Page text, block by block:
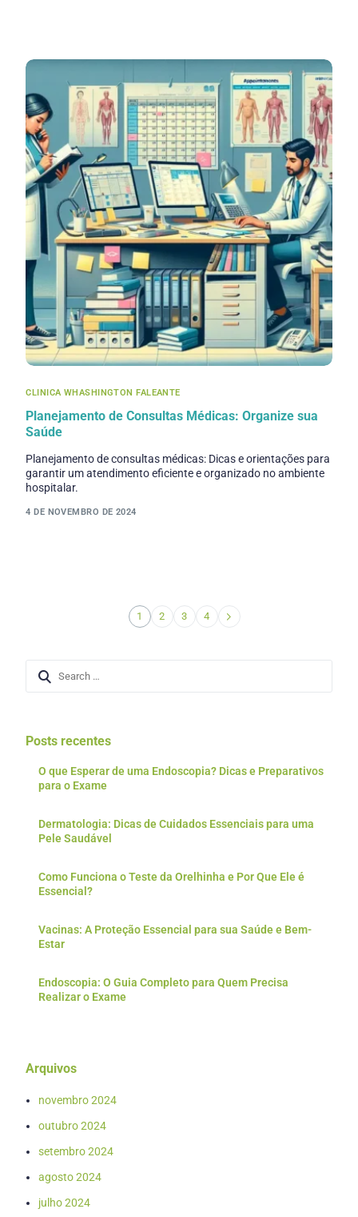
CLINICA WHASHINGTON FALEANTE
Planejamento de Consultas Médicas: Organize sua
Saúde
Planejamento de consultas médicas: Dicas e orientações para
garantir um atendimento eficiente e organizado no ambiente
hospitalar.
4 DE NOVEMBRO DE 2024
1 2 3 4
Posts recentes
O que Esperar de uma Endoscopia? Dicas e Preparativos
para o Exame
Dermatologia: Dicas de Cuidados Essenciais para uma
Pele Saudável
Como Funciona o Teste da Orelhinha e Por Que Ele é
Essencial?
Vacinas: A Proteção Essencial para sua Saúde e Bem-
Estar
Endoscopia: O Guia Completo para Quem Precisa
Realizar o Exame
Arquivos
novembro 2024
outubro 2024
setembro 2024
agosto 2024
julho 2024